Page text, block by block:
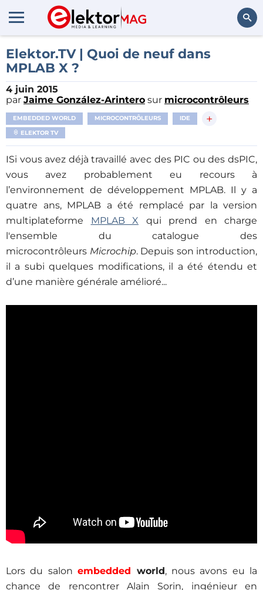
Elektor.TV | Quoi de neuf dans
MPLAB X ?
4 juin 2015
par Jaime González-Arintero sur microcontrôleurs
EMBEDDED WORLD MICROCONTRÔLEURS IDE +
ELEKTOR TV
ISi vous avez déjà travaillé avec des PIC ou des dsPIC,
vous avez probablement eu recours à
l’environnement de développement MPLAB. Il y a
quatre ans, MPLAB a été remplacé par la version
multiplateforme MPLAB X qui prend en charge
l'ensemble du catalogue des
microcontrôleurs Microchip. Depuis son introduction,
il a subi quelques modifications, il a été étendu et
d’une manière générale amélioré...
Lors du salonembedded world, nous avons eu la
chance de rencontrer Alain Sorin, ingénieur en